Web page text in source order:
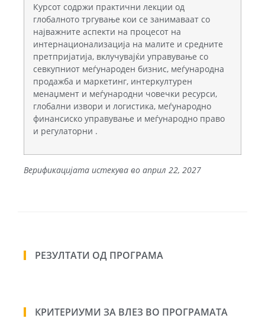
Курсот содржи практични лекции од
глобалното тргување кои се занимаваат со
најважните аспекти на процесот на
интернационализација на малите и средните
претпријатија, вклучувајќи управување со
севкупниот меѓународен бизнис, меѓународна
продажба и маркетинг, интеркултурен
менаџмент и меѓународни човечки ресурси,
глобални извори и логистика, меѓународно
финансиско управување и меѓународно право
и регулаторни .
Верификацијата истекува во април 22, 2027
РЕЗУЛТАТИ ОД ПРОГРАМА
КРИТЕРИУМИ ЗА ВЛЕЗ ВО ПРОГРАМАТА